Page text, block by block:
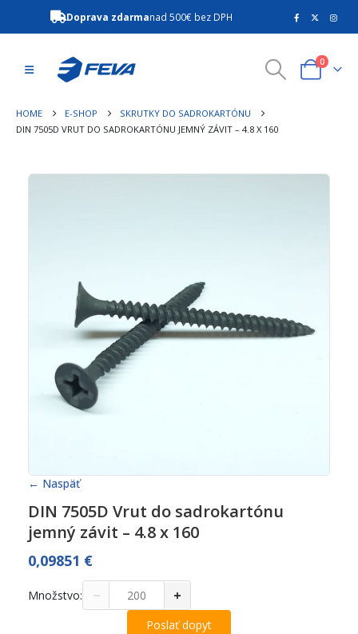
Doprava zdarmanad 500€ bez DPH
0
HOME E-SHOP
SKRUTKY DO SADROKARTÓNU
DIN 7505D VRUT DO SADROKARTÓNU JEMNÝ ZÁVIT – 4.8 X 160
← Naspäť
DIN 7505D Vrut do sadrokartónu
jemný závit – 4.8 x 160
0,09851 €
Množstvo: − +
Poslať dopyt